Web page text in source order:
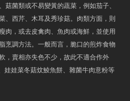
菇菌類或不易變黃的蔬菜，例如茄子、
、西芹、木耳及秀珍菇。肉類方面，則
肉，或去皮禽肉、魚肉或海鮮，並使用
烹調方法。一般而言，脆口的煎炸食物
，賣相亦失色不少，故此不適合作外
娃娃菜冬菇炆鯪魚餅、雜菌牛肉意粉等